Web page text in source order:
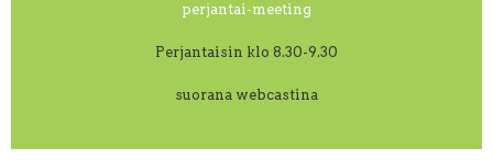
perjantai-meeting
Perjantaisin klo 8.30-9.30
suorana webcastina